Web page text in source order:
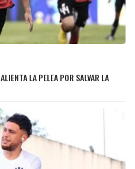
LA PELEA POR SALVAR LA